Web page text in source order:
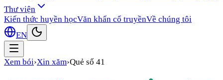
Thư viện
Kiến thức huyền họcVăn khấn cổ truyềnVề chúng tôi
EN
Xem bói›Xin xăm›Quẻ số 41